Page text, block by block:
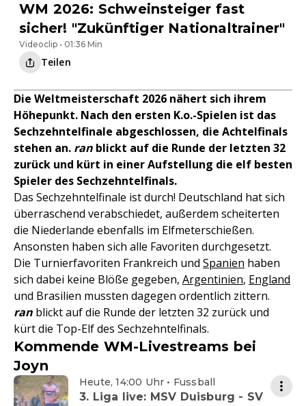
WM 2026: Schweinsteiger fast
sicher! "Zukünftiger Nationaltrainer"
Videoclip • 01:36 Min
Teilen
Die Weltmeisterschaft 2026 nähert sich ihrem
Höhepunkt. Nach den ersten K.o.-Spielen ist das
Sechzehntelfinale abgeschlossen, die Achtelfinals
stehen an. ran blickt auf die Runde der letzten 32
zurück und kürt in einer Aufstellung die elf besten
Spieler des Sechzehntelfinals.
Das Sechzehntelfinale ist durch! Deutschland hat sich
überraschend verabschiedet, außerdem scheiterten
die Niederlande ebenfalls im Elfmeterschießen.
Ansonsten haben sich alle Favoriten durchgesetzt.
Die Turnierfavoriten Frankreich und Spanien haben
sich dabei keine Blöße gegeben, Argentinien, England
und Brasilien mussten dagegen ordentlich zittern.
ran blickt auf die Runde der letzten 32 zurück und
kürt die Top-Elf des Sechzehntelfinals.
Kommende WM-Livestreams bei
Joyn
Heute, 14:00 Uhr • Fussball
3. Liga live: MSV Duisburg - SV